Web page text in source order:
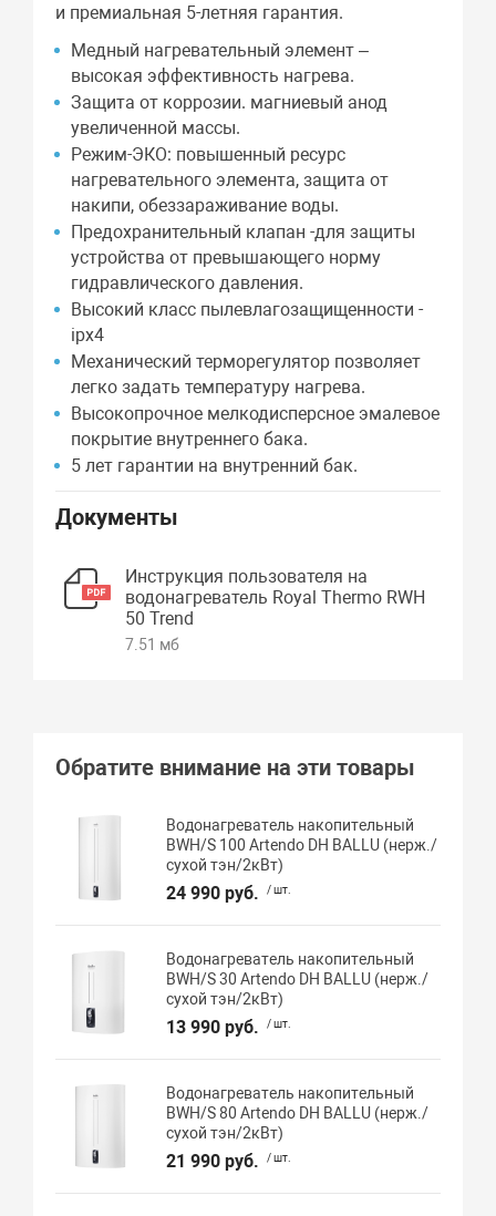
и премиальная 5-летняя гарантия.
Медный нагревательный элемент –
высокая эффективность нагрева.
Защита от коррозии. магниевый анод
увеличенной массы.
Режим-ЭКО: повышенный ресурс
нагревательного элемента, защита от
накипи, обеззараживание воды.
Предохранительный клапан -для защиты
устройства от превышающего норму
гидравлического давления.
Высокий класс пылевлагозащищенности -
ipx4
Механический терморегулятор позволяет
легко задать температуру нагрева.
Высокопрочное мелкодисперсное эмалевое
покрытие внутреннего бака.
5 лет гарантии на внутренний бак.
Документы
Инструкция пользователя на
водонагреватель Royal Thermo RWH
50 Trend
7.51 мб
Обратите внимание на эти товары
Водонагреватель накопительный
BWH/S 100 Artendo DH BALLU (нерж./
сухой тэн/2кВт)
24 990 руб. / шт.
Водонагреватель накопительный
BWH/S 30 Artendo DH BALLU (нерж./
сухой тэн/2кВт)
13 990 руб. / шт.
Водонагреватель накопительный
BWH/S 80 Artendo DH BALLU (нерж./
сухой тэн/2кВт)
21 990 руб. / шт.